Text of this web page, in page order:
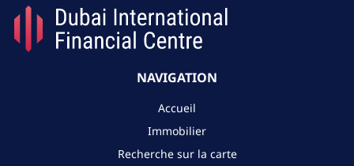
NAVIGATION
Accueil
Immobilier
Recherche sur la carte